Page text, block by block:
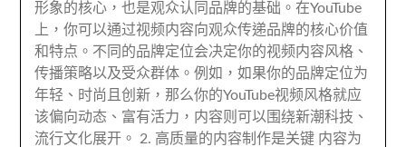
形象的核心 ，也是观众认同品牌的基础 。在YouTube
上，你可以通过视频内容向观众传递品牌的核心价值
和特点 。 不同的品牌定位会决定你的视频内容风格 、
传播策略以及受众群体 。例如，如果你的品牌定位为
年轻 、 时尚且创新 ， 那么你的YouTube视频风格就应
该偏向动态 、 富有活力 ， 内容则可以围绕新潮科技 、
流行文化展开 。 2. 高质量的内容制作是关键 内容为